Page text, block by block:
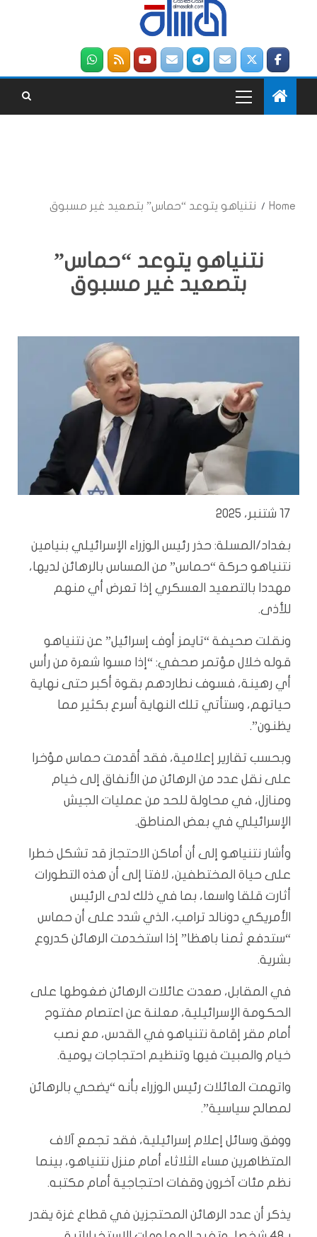
Home نتنياهو يتوعد “حماس” بتصعيد غير مسبوق
نتنياهو يتوعد “حماس”
بتصعيد غير مسبوق
17 شتنبر، 2025
بغداد/المسلة: حذر رئيس الوزراء الإسرائيلي بنيامين
نتنياهو حركة “حماس” من المساس بالرهائن لديها،
مهددا بالتصعيد العسكري إذا تعرض أي منهم
للأذى.
ونقلت صحيفة “تايمز أوف إسرائيل” عن نتنياهو
قوله خلال مؤتمر صحفي: “إذا مسوا شعرة من رأس
أي رهينة، فسوف نطاردهم بقوة أكبر حتى نهاية
حياتهم، وستأتي تلك النهاية أسرع بكثير مما
يظنون”.
وبحسب تقارير إعلامية، فقد أقدمت حماس مؤخرا
على نقل عدد من الرهائن من الأنفاق إلى خيام
ومنازل، في محاولة للحد من عمليات الجيش
الإسرائيلي في بعض المناطق.
وأشار نتنياهو إلى أن أماكن الاحتجاز قد تشكل خطرا
على حياة المختطفين، لافتا إلى أن هذه التطورات
أثارت قلقا واسعا، بما في ذلك لدى الرئيس
الأمريكي دونالد ترامب، الذي شدد على أن حماس
“ستدفع ثمنا باهظا” إذا استخدمت الرهائن كدروع
بشرية.
في المقابل، صعدت عائلات الرهائن ضغوطها على
الحكومة الإسرائيلية، معلنة عن اعتصام مفتوح
أمام مقر إقامة نتنياهو في القدس، مع نصب
خيام والمبيت فيها وتنظيم احتجاجات يومية.
واتهمت العائلات رئيس الوزراء بأنه “يضحي بالرهائن
لمصالح سياسية”.
ووفق وسائل إعلام إسرائيلية، فقد تجمع آلاف
المتظاهرين مساء الثلاثاء أمام منزل نتنياهو، بينما
نظم مئات آخرون وقفات احتجاجية أمام مكتبه.
يذكر أن عدد الرهائن المحتجزين في قطاع غزة يقدر